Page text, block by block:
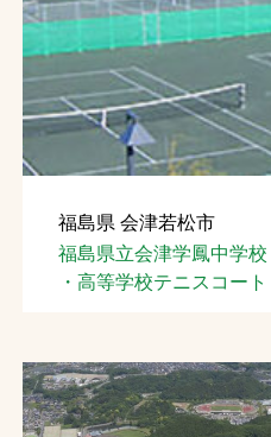
福島県 会津若松市
福島県立会津学鳳中学校
・高等学校テニスコート